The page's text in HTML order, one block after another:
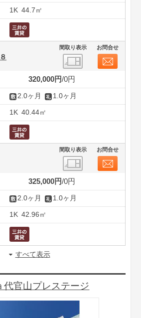
1K 44.7㎡
間取り表示 お問合せ
320,000円 0円
2.0ヶ月 1.0ヶ月
1K 40.44㎡
間取り表示 お問合せ
325,000円 0円
2.0ヶ月 1.0ヶ月
1K 42.96㎡
すべて表示
代官山プレステージ